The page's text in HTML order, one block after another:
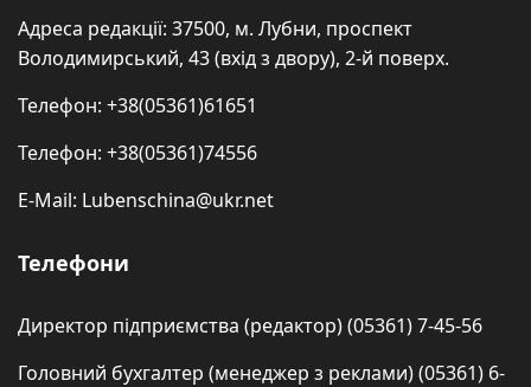
Адреса редакції: 37500, м. Лубни, проспект
Володимирський, 43 (вхід з двору), 2-й поверх.
Телефон: +38(05361)61651
Телефон: +38(05361)74556
E-Mail: Lubenschina@ukr.net
Телефони
Директор підприємства (редактор) (05361) 7-45-56
Головний бухгалтер (менеджер з реклами) (05361) 6-